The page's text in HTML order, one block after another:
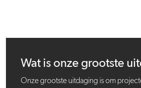
Wat is onze grootste
Onze grootste uitdaging is om